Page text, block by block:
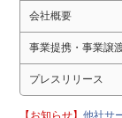
会社概要
事業提携・事業譲
プレスリリース
【お知らせ】他社サ